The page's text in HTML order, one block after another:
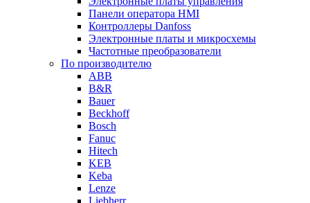
Панели оператора HMI
Контроллеры Danfoss
Электронные платы и микросхемы
Частотные преобразователи
По производителю
ABB
B&R
Bauer
Beckhoff
Bosch
Fanuc
Hitech
KEB
Keba
Lenze
Liebherr